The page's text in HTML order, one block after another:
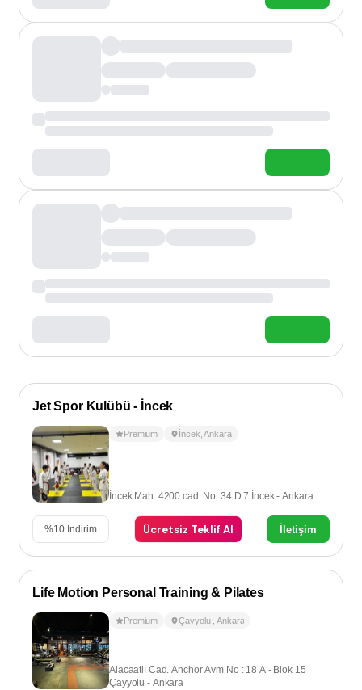
Jet Spor Kulübü - İncek
Premium İncek ,Ankara
İncek Mah. 4200 cad. No: 34 D:7 İncek - Ankara
%10 İndirim Ücretsiz Teklif Al İletişim
Life Motion Personal Training & Pilates
Premium Çayyolu ,Ankara
Alacaatlı Cad. Anchor Avm No : 18 A - Blok 15
Çayyolu - Ankara